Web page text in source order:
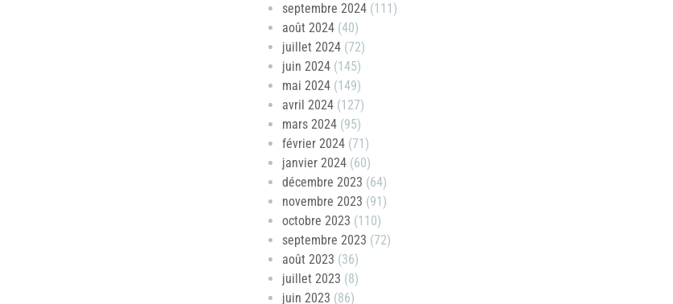
septembre 2024 (111)
août 2024 (40)
juillet 2024 (72)
juin 2024 (145)
mai 2024 (149)
avril 2024 (127)
mars 2024 (95)
février 2024 (71)
janvier 2024 (60)
décembre 2023 (64)
novembre 2023 (91)
octobre 2023 (110)
septembre 2023 (72)
août 2023 (36)
juillet 2023 (8)
juin 2023 (86)